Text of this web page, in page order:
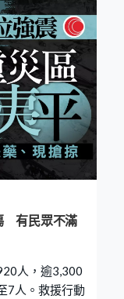
水。花蓮萬
危機，當局發
。
有民眾不滿
人，逾3,300
7人。救援行動